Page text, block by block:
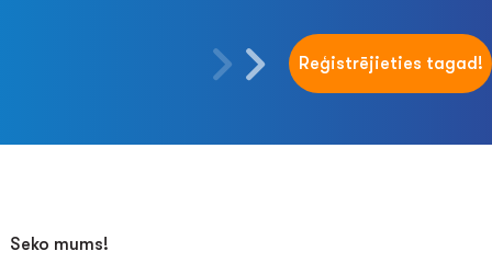
Reģistrējieties tagad!
Seko mums!